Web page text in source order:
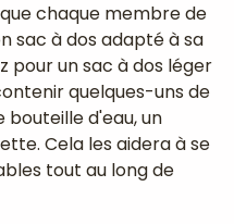
chaque membre de
sac à dos adapté à sa
pour un sac à dos léger
quelques-uns de
bouteille d'eau, un
Cela les aidera à se
tout au long de